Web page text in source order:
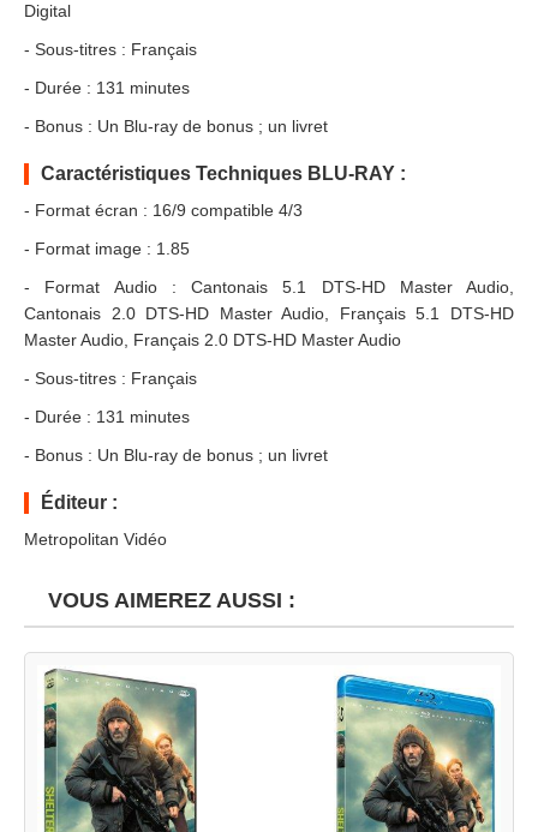
Digital
- Sous-titres : Français
- Durée : 131 minutes
- Bonus : Un Blu-ray de bonus ; un livret
Caractéristiques Techniques BLU-RAY :
- Format écran : 16/9 compatible 4/3
- Format image : 1.85
- Format Audio : Cantonais 5.1 DTS-HD Master Audio,
Cantonais 2.0 DTS-HD Master Audio, Français 5.1 DTS-HD
Master Audio, Français 2.0 DTS-HD Master Audio
- Sous-titres : Français
- Durée : 131 minutes
- Bonus : Un Blu-ray de bonus ; un livret
Éditeur :
Metropolitan Vidéo
VOUS AIMEREZ AUSSI :